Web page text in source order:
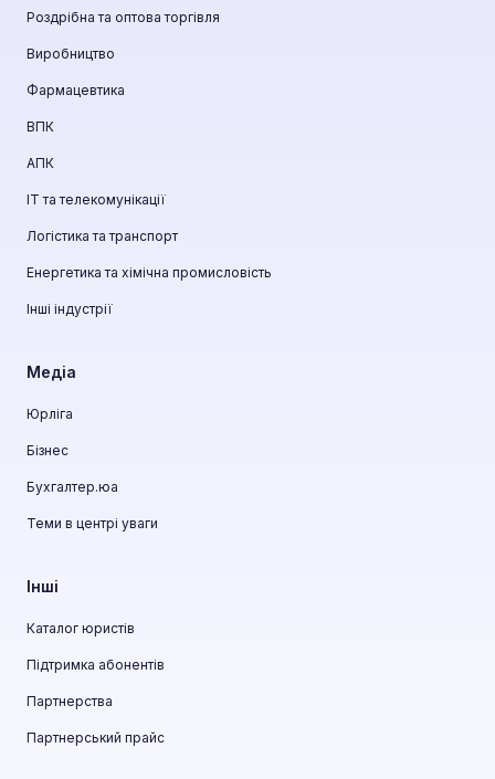
Роздрібна та оптова торгівля
Виробництво
Фармацевтика
ВПК
АПК
ІТ та телекомунікації
Логістика та транспорт
Енергетика та хімічна промисловість
Інші індустрії
Медіа
Юрліга
Бізнес
Бухгалтер.юа
Теми в центрі уваги
Інші
Каталог юристів
Підтримка абонентів
Партнерства
Партнерський прайс